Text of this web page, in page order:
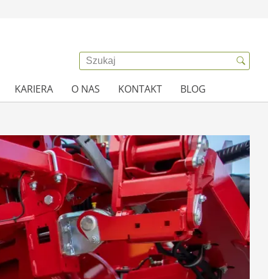
KARIERA O NAS KONTAKT BLOG